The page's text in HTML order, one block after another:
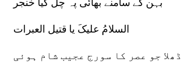
بہن کے سامنے بھائی پہ چل گیا خنجر
السلامُ علیکَ یا قتیل العبرات
ڈھلا جو عصر کا سورج عجیب شام ہوئی